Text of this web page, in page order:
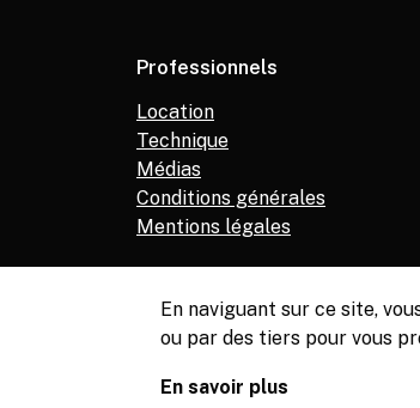
Professionnels
Location
Technique
Médias
Conditions générales
Mentions légales
En naviguant sur ce site,
ou par des tiers pour vous
En savoir plus